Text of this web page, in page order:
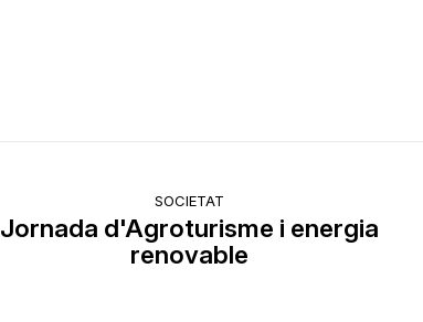
SOCIETAT
Jornada d'Agroturisme i energia
renovable